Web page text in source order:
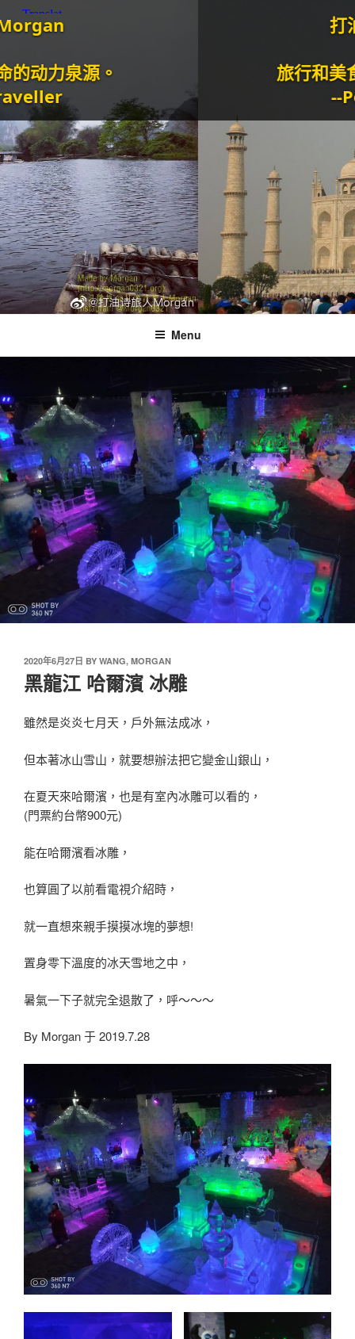
源。
打油诗旅
旅行和美食是我
--Poetry
Menu
2020年6月27日 BY WANG, MORGAN
黑龍江 哈爾濱 冰雕
雖然是炎炎七月天，戶外無法成冰，
但本著冰山雪山，就要想辦法把它變金山銀山，
在夏天來哈爾濱，也是有室內冰雕可以看的，
(門票約台幣900元)
能在哈爾濱看冰雕，
也算圓了以前看電視介紹時，
就一直想來親手摸摸冰塊的夢想!
置身零下溫度的冰天雪地之中，
暑氣一下子就完全退散了，呼～～～
By Morgan 于 2019.7.28